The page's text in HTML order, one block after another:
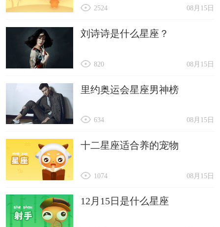
08月15日
2524
刘诗诗是什么星座？
08月15日
820
里约奥运会星座男神榜
08月15日
634
十二星座适合养的宠物
08月15日
1074
12月15日是什么星座